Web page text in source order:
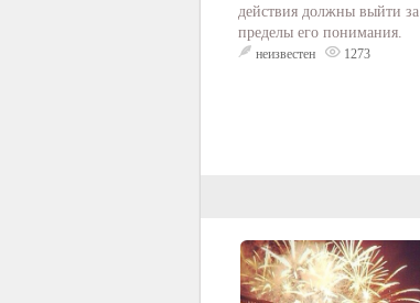
действия должны выйти за
пределы его понимания.
неизвестен 1273